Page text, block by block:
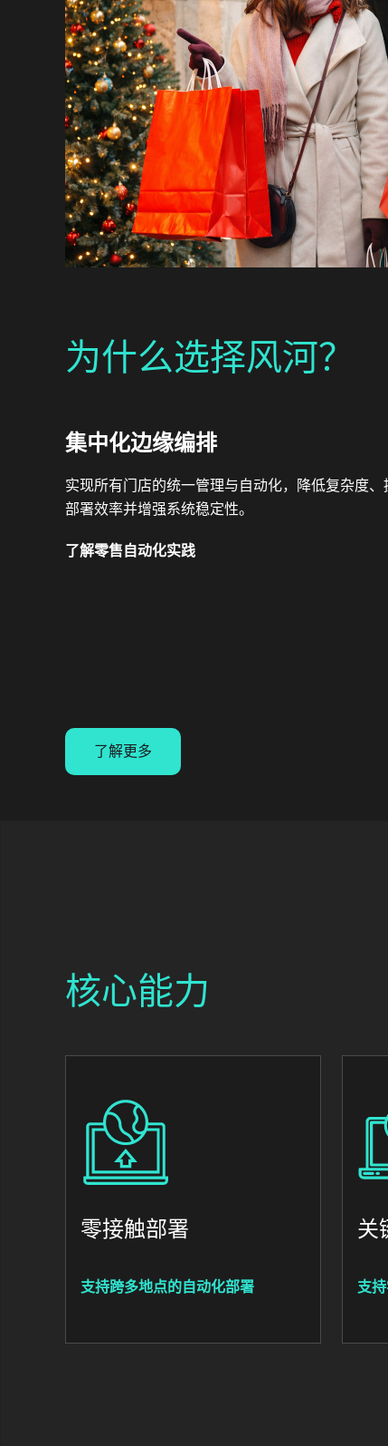
为什么选择风河？
集中化边缘编排
实现所有门店的统一管理与自动化，降低复杂度、
部署效率并增强系统稳定性。
了解零售自动化实践
了解更多
核心能力
Image
零接触部署
支持跨多地点的自动化部署
关
支